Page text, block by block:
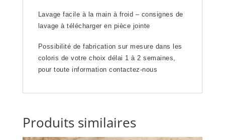
Lavage facile à la main à froid – consignes de
lavage à télécharger en pièce jointe
Possibilité de fabrication sur mesure dans les
coloris de votre choix délai 1 à 2 semaines,
pour toute informationcontactez-nous
Produits similaires